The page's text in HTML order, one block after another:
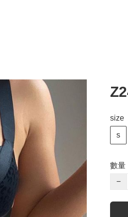
size
s
數量
−